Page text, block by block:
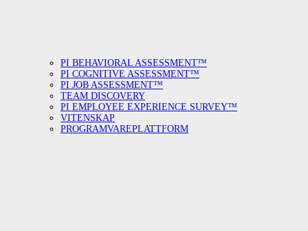
PI BEHAVIORAL ASSESSMENT™
PI COGNITIVE ASSESSMENT™
PI JOB ASSESSMENT™
TEAM DISCOVERY
PI EMPLOYEE EXPERIENCE SURVEY™
VITENSKAP
PROGRAMVAREPLATTFORM